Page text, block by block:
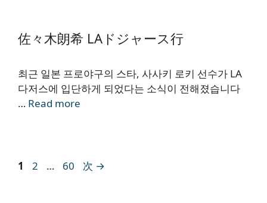
佐々木朗希 LAドジャース行
최근 일본 프로야구의 스타, 사사키 로키 선수가 LA
다저스에 입단하게 되었다는 소식이 전해졌습니다
… Read more
ペ
1
ペ
2 …
ペ
60 次 →